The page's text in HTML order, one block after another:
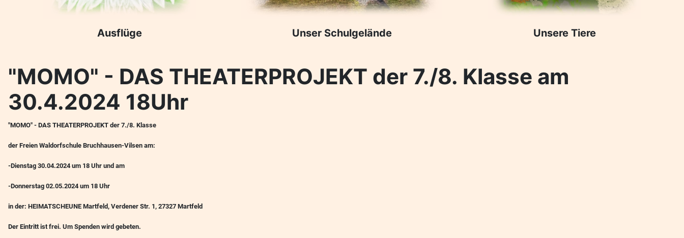
Ausflüge Unser Schulgelände Unsere Tiere
"MOMO" - DAS THEATERPROJEKT der 7./8. Klasse am
30.4.2024 18Uhr
"MOMO" - DAS THEATERPROJEKT der 7./8. Klasse
der Freien Waldorfschule Bruchhausen-Vilsen am:
-Dienstag 30.04.2024 um 18 Uhr und am
-Donnerstag 02.05.2024 um 18 Uhr
in der: HEIMATSCHEUNE Martfeld, Verdener Str. 1, 27327 Martfeld
Der Eintritt ist frei. Um Spenden wird gebeten.